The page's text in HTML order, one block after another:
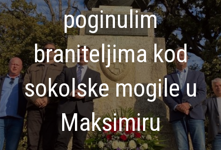
poginulim
braniteljima kod
sokolske mogile u
Maksimiru